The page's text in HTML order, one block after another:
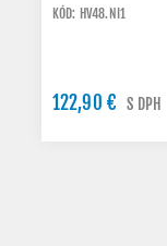
KÓD: HV48.NI1
122,90 € S DPH